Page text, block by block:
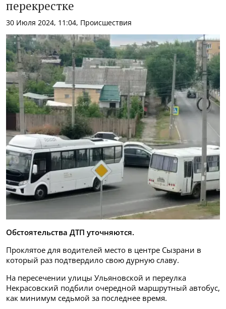
перекрестке
30 Июля 2024, 11:04, Происшествия
Обстоятельства ДТП уточняются.
Проклятое для водителей место в центре Сызрани в
который раз подтвердило свою дурную славу.
На пересечении улицы Ульяновской и переулка
Некрасовский подбили очередной маршрутный автобус,
как минимум седьмой за последнее время.